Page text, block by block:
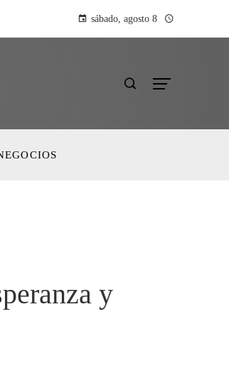
sábado, agosto 8
y